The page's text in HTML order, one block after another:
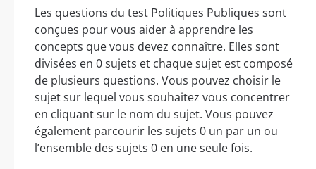
Les questions du test Politiques Publiques sont
conçues pour vous aider à apprendre les
concepts que vous devez connaître. Elles sont
divisées en 0 sujets et chaque sujet est composé
de plusieurs questions. Vous pouvez choisir le
sujet sur lequel vous souhaitez vous concentrer
en cliquant sur le nom du sujet. Vous pouvez
également parcourir les sujets 0 un par un ou
l’ensemble des sujets 0 en une seule fois.